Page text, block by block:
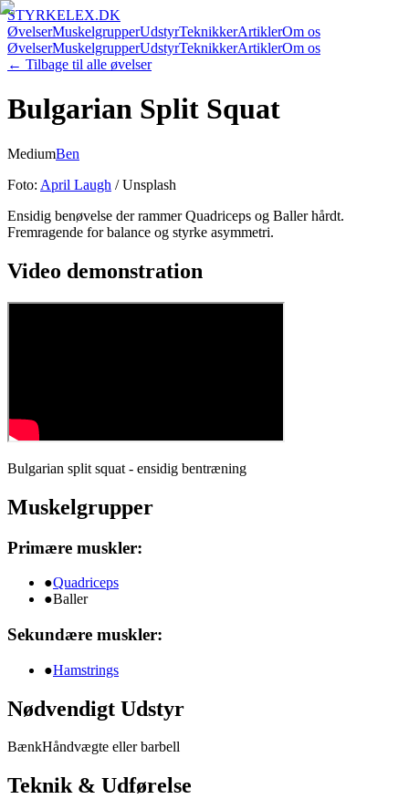
STYRKELEX.DK
ØvelserMuskelgrupperUdstyrTeknikkerArtiklerOm os
ØvelserMuskelgrupperUdstyrTeknikkerArtiklerOm os
← Tilbage til alle øvelser
Bulgarian Split Squat
MediumBen
Foto: April Laugh / Unsplash
Ensidig benøvelse der rammer Quadriceps og Baller hårdt.
Fremragende for balance og styrke asymmetri.
Video demonstration
Bulgarian split squat - ensidig bentræning
Muskelgrupper
Primære muskler:
●Quadriceps
●Baller
Sekundære muskler:
●Hamstrings
Nødvendigt Udstyr
BænkHåndvægte eller barbell
Teknik & Udførelse